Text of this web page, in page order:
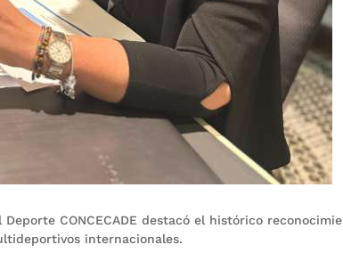
CONCECADE destacó el histórico
internacionales.